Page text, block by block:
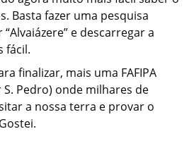
Basta fazer uma pesquisa
e descarregar a
fácil.
finalizar, mais uma FAFIPA
Pedro) onde milhares de
a nossa terra e provar o